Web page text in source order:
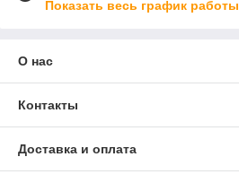
Показать весь график работы
О нас
Контакты
Доставка и оплата